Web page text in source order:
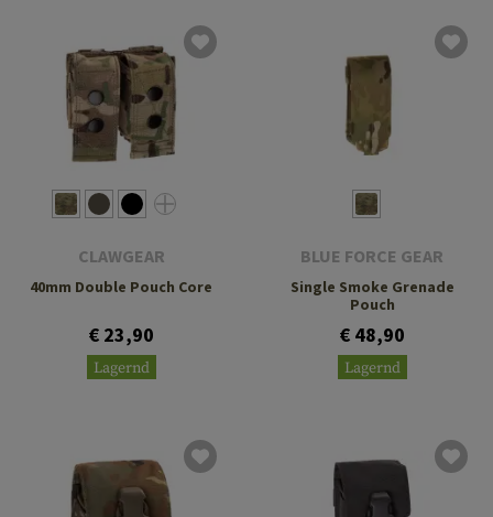
CLAWGEAR
40mm Double Pouch Core
€ 23,90
Lagernd
BLUE FORCE GEAR
Single Smoke Grenade
Pouch
€ 48,90
Lagernd